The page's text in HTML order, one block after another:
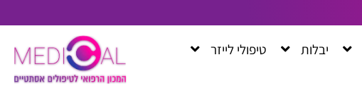
יבלות
טיפולי לייזר